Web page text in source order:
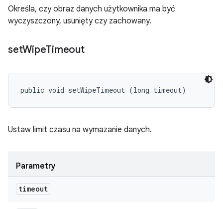
Określa, czy obraz danych użytkownika ma być
wyczyszczony, usunięty czy zachowany.
setWipeTimeout
public void setWipeTimeout (long timeout)
Ustaw limit czasu na wymazanie danych.
Parametry
timeout